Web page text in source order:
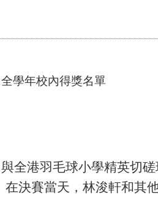
全學年校內得獎名單
全港羽毛球小學精英切
決賽當天，林浚軒和其